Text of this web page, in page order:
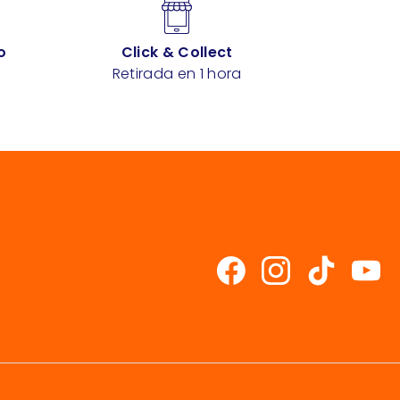
Click & Collect
Retirada en 1 hora